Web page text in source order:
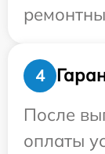
4
После
оплаты